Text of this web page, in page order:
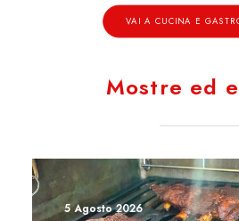
VAI A CUCINA E
Mostre ed
5 Agosto 2026